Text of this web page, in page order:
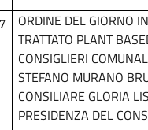
7
ORDINE DEL GIORNO
TRATTATO PLANT
CONSIGLIERI
STEFANO MURANO
CONSILIARE GLORIA
PRESIDENZA DEL